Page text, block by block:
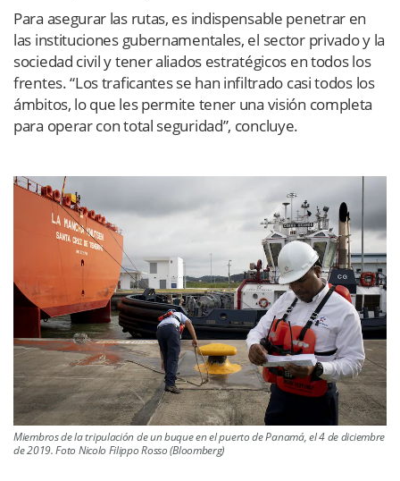
Para asegurar las rutas, es indispensable penetrar en
las instituciones gubernamentales, el sector privado y la
sociedad civil y tener aliados estratégicos en todos los
frentes. “Los traficantes se han infiltrado casi todos los
ámbitos, lo que les permite tener una visión completa
para operar con total seguridad”, concluye.
Miembros de la tripulación de un buque en el puerto de Panamá, el 4 de diciembre
de 2019. Foto Nicolo Filippo Rosso (Bloomberg)